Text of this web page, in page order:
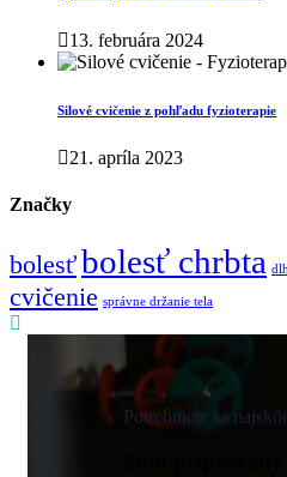
13. februára 2024
Silové cvičenie z pohľadu fyzioterapie
21. apríla 2023
Značky
bolesťbolesť chrbta
cvičenie správne držanie tela
Potrebujete sa
Som